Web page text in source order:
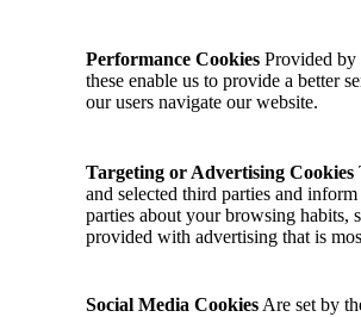
Performance Cookies Provided
these enable us to provide a better
our users navigate our website.
Targeting or Advertising Cookies
and selected third parties and
parties about your browsing habits,
provided with advertising that is
Social Media Cookies Are set by